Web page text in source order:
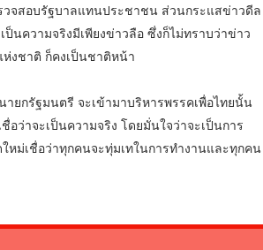
วจสอบรัฐบาลแทนประชาชน ส่วนกระแสข่าวดีล
นความจริงมีเพียงข่าวลือ ซึ่งก็ไม่ทราบว่าข่าว
งชาติ ก็คงเป็นชาติหน้า
กรัฐมนตรี จะเข้ามาบริหารพรรคเพื่อไทยนั้น
ว่าจะเป็นความจริง โดยมั่นใจว่าจะเป็นการ
หม่เชื่อว่าทุกคนจะทุ่มเทในการทำงานและทุกคน